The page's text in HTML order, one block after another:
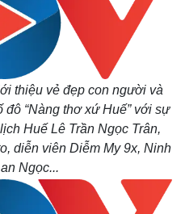
thiệu vẻ đẹp con người và
“Nàng thơ xứ Huế” với sự
Huế Lê Trần Ngọc Trân,
diễn viên Diễm My 9x, Ninh
Ngọc...